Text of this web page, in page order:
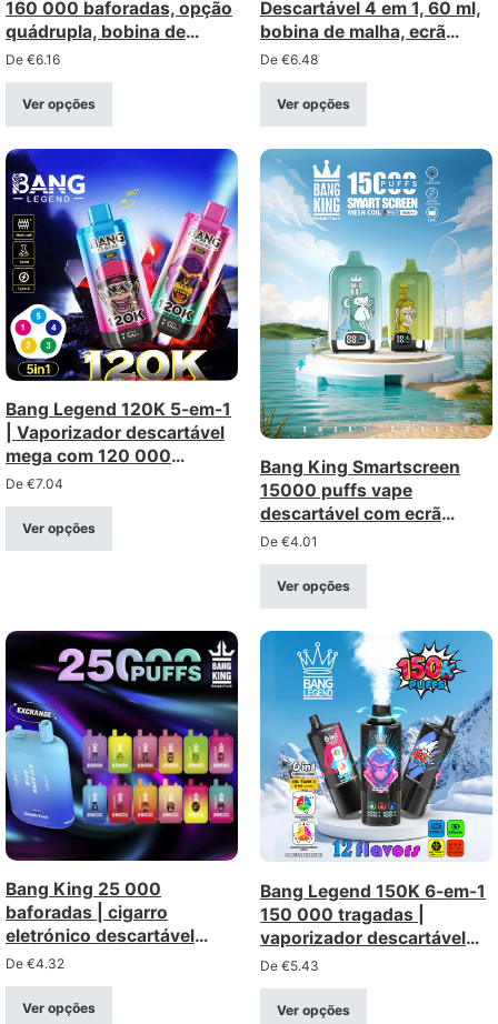
160 000 baforadas, opção
quádrupla, bobina de
malha de 1,0 Ω, ecrã LCD,
intensidade 0%-5%,
vaporizador descartável
recarregável a granel
De €6.16
Ver opções
Descartável 4 em 1, 60 ml,
bobina de malha, ecrã
inteligente, opção de
mudança de modo
De €6.48
Ver opções
Bang Legend 120K 5-em-1
| Vaporizador descartável
mega com 120 000
tragadas e 5 modos de
funcionamento
De €7.04
Ver opções
Bang King Smartscreen
15000 puffs vape
descartável com ecrã
inteligente e bobina de
rede
De €4.01
Ver opções
Bang King 25 000
baforadas | cigarro
eletrónico descartável
recarregável – venda por
grosso (intensidades 0%,
2%, 3%, 5%)
De €4.32
Ver opções
Bang Legend 150K 6-em-1
150 000 tragadas |
vaporizador descartável
inteligente com várias
opções e ecrã LED
De €5.43
Ver opções